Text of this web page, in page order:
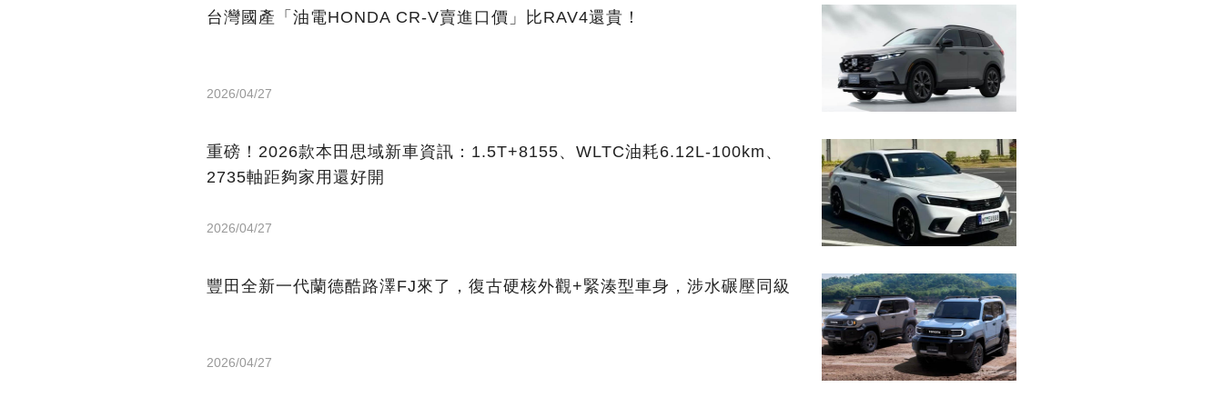
台灣國產「油電HONDA CR-V賣進口價」比RAV4還貴！
2026/04/27
重磅！2026款本田思域新車資訊：1.5T+8155、WLTC油耗6.12L-100km、
2735軸距夠家用還好開
2026/04/27
豐田全新一代蘭德酷路澤FJ來了，復古硬核外觀+緊湊型車身，涉水碾壓同級
2026/04/27